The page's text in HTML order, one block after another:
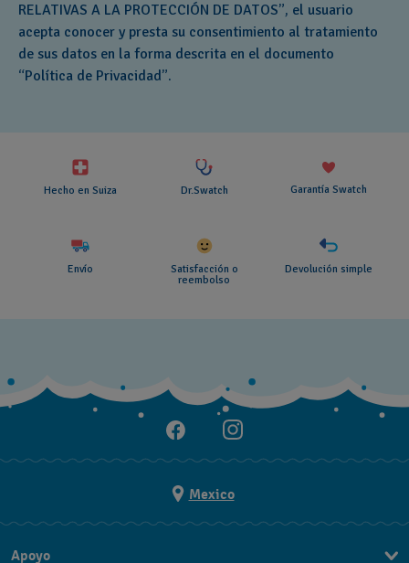
RELATIVAS A LA PROTECCIÓN DE DATOS”, el usuario
acepta conocer y presta su consentimiento al tratamiento
de sus datos en la forma descrita en el documento
“Política de Privacidad”.
Hecho en Suiza Dr.Swatch Garantía Swatch
Envío
Satisfacción o
reembolso
Devolución simple
Mexico
Apoyo